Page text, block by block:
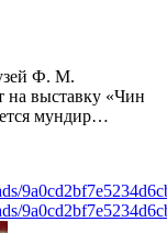
Ф. М.
на выставку «Чин
мундир…